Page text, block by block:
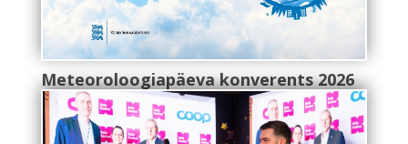
Meteoroloogiapäeva konverents 2026